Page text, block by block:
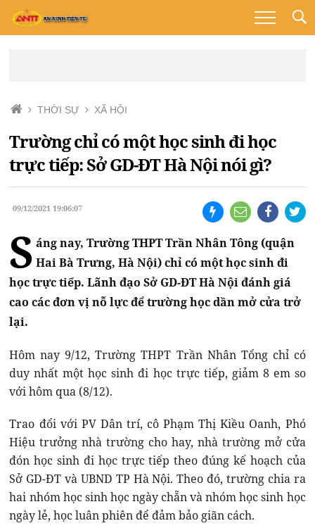
THỜI SỰ XÃ HỘI
Trường chỉ có một học sinh đi học
trực tiếp: Sở GD-ĐT Hà Nội nói gì?
09/12/2021 19:06:07
S áng nay, Trường THPT Trần Nhân Tông (quận
Hai Bà Trưng, Hà Nội) chỉ có một học sinh đi
học trực tiếp. Lãnh đạo Sở GD-ĐT Hà Nội đánh giá
cao các đơn vị nỗ lực để trường học dần mở cửa trở
lại.
Hôm nay 9/12, Trường THPT Trần Nhân Tổng chỉ có
duy nhất một học sinh đi học trực tiếp, giảm 8 em so
với hôm qua (8/12).
Trao đổi với PV Dân trí, cô Phạm Thị Kiều Oanh, Phó
Hiệu trưởng nhà trường cho hay, nhà trường mở cửa
đón học sinh đi học trực tiếp theo đúng kế hoạch của
Sở GD-ĐT và UBND TP Hà Nội. Theo đó, trường chia ra
hai nhóm học sinh học ngày chẵn và nhóm học sinh học
ngày lẻ, học luân phiên để đảm bảo giãn cách.